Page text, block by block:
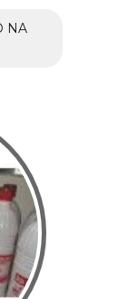
NA